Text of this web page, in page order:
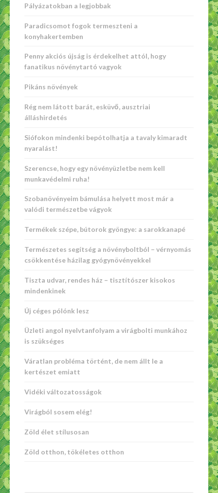
Pályázatokban a legjobbak
Paradicsomot fogok termeszteni a
konyhakertemben
Penny akciós újság is érdekelhet attól, hogy
fanatikus növénytartó vagyok
Pikáns növények
Rég nem látott barát, esküvő, ausztriai
álláshirdetés
Siófokon mindenki bepótolhatja a tavaly kimaradt
nyaralást!
Szerencse, hogy egy növényüzletbe nem kell
munkavédelmi ruha!
Szobanövényeim bámulása helyett most már a
valódi természetbe vágyok
Termékek szépe, bútorok gyöngye: a sarokkanapé
Természetes segítség a növényboltból – vérnyomás
csökkentése házilag gyógynövényekkel
Tiszta udvar, rendes ház – tisztítószer kisokos
mindenkinek
Új céges pólónk lesz
Üzleti angol nyelvtanfolyam a virágbolti munkához
is szükséges
Váratlan probléma történt, de nem állt le a
kertészet emiatt
Vidéki változatosságok
Virágból sosem elég!
Zöld élet stílusosan
Zöld otthon, tökéletes otthon